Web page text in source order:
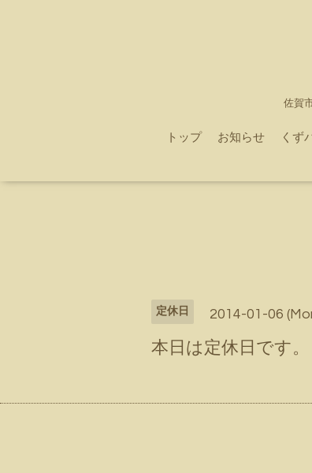
佐賀
トップ お知らせ くず
定休日 2014-01-06
本日は定休日です。